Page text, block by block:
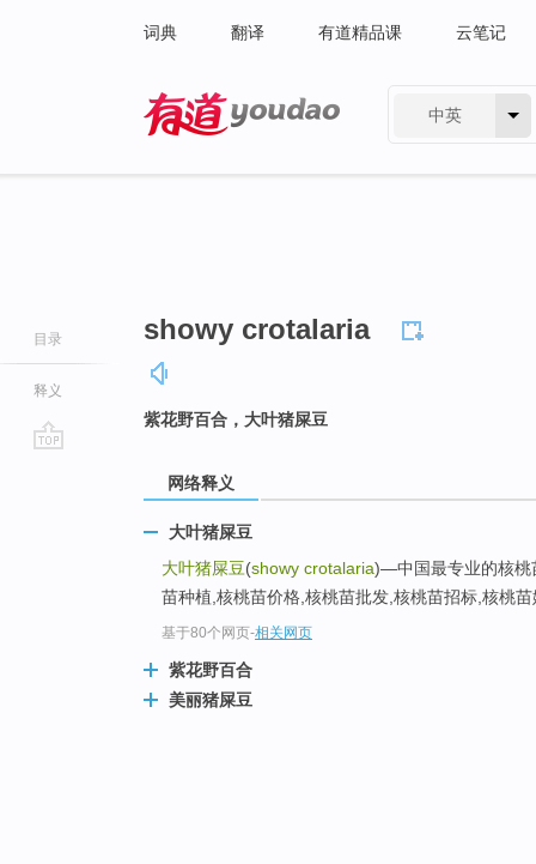
词典 翻译 有道精品课 云笔记
中英
目录
释义
showy crotalaria
紫花野百合，大叶猪屎豆
网络释义
大叶猪屎豆
大叶猪屎豆(showy crotalaria)—中国最专业的核桃
苗种植,核桃苗价格,核桃苗批发,核桃苗招标,核桃
基于80个网页-相关网页
紫花野百合
美丽猪屎豆